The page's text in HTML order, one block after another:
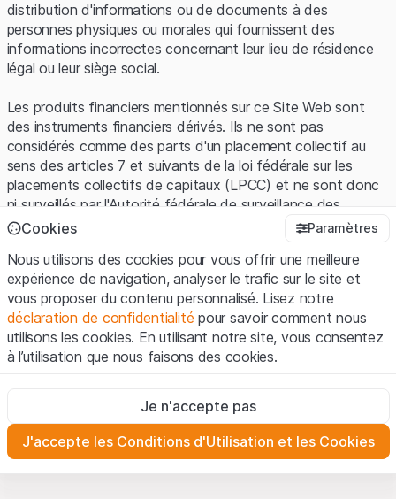
distribution d'informations ou de documents à des
personnes physiques ou morales qui fournissent des
informations incorrectes concernant leur lieu de résidence
légal ou leur siège social.
Les produits financiers mentionnés sur ce Site Web sont
des instruments financiers dérivés. Ils ne sont pas
considérés comme des parts d'un placement collectif au
sens des articles 7 et suivants de la loi fédérale sur les
placements collectifs de capitaux (LPCC) et ne sont donc
ni surveillés par l'Autorité fédérale de surveillance des
marchés financiers (FINMA) ni enregistrés auprès de la
protection spécifique des investisseurs prévue par la LPCC.
Conditions d'utilisation et informations juridiques
En utilisant le Site Web de Leonteq Securities AG (ci-après
"Site Web"), vous confirmez que vous avez compris et que
vous acceptez les informations juridiques, les notes
vous n'acceptez pas les Conditions d'utilisation, veuillez-
vous abstenir d'utiliser ce Site Web.
Informations propriétaires
Tous les droits de propriété intellectuelle (par exemple, les
Cookies Paramètres
Nous utilisons des cookies pour vous offrir une meilleure
expérience de navigation, analyser le trafic sur le site et
vous proposer du contenu personnalisé. Lisez notre
déclaration de confidentialité pour savoir comment nous
utilisons les cookies. En utilisant notre site, vous consentez
à l’utilisation que nous faisons des cookies.
Ces cookies sont nécessaires au bon fonctionnement du site
Internet et ne peuvent pas être désactivés.
Analyses
Ces cookies suivent les interactions des visiteurs du site
Je n'accepte pas
J'accepte les Conditions d'Utilisation et les Cookies